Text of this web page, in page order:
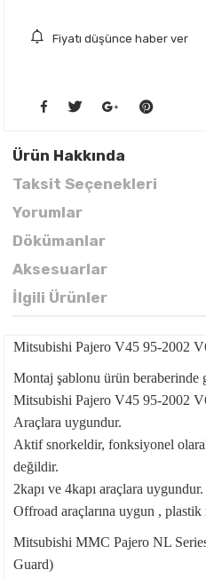
Fiyatı düşünce haber ver
Ürün Hakkında
Taksit Seçenekleri
Yorumlar
Dökümanlar
Aksesuarlar
İlgili Ürünler
Mitsubishi Pajero V45 95-2002
Montaj şablonu ürün beraberinde
Mitsubishi Pajero V45 95-2002
Araçlara uygundur.
Aktif snorkeldir, fonksiyonel
değildir.
2kapı ve 4kapı araçlara uygundur.
Offroad araçlarına uygun ,
Mitsubishi MMC Pajero NL
Guard)